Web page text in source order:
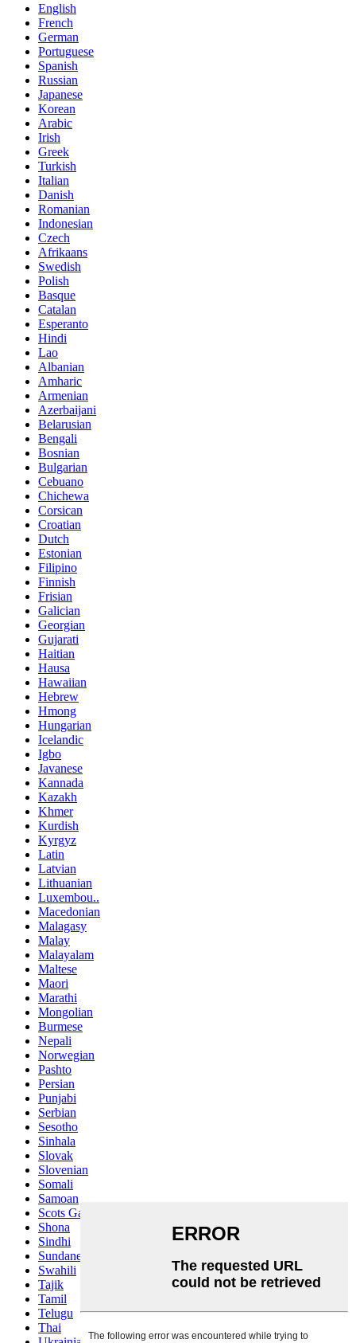
English
French
German
Portuguese
Spanish
Russian
Japanese
Korean
Arabic
Irish
Greek
Turkish
Italian
Danish
Romanian
Indonesian
Czech
Afrikaans
Swedish
Polish
Basque
Catalan
Esperanto
Hindi
Lao
Albanian
Amharic
Armenian
Azerbaijani
Belarusian
Bengali
Bosnian
Bulgarian
Cebuano
Chichewa
Corsican
Croatian
Dutch
Estonian
Filipino
Finnish
Frisian
Galician
Georgian
Gujarati
Haitian
Hausa
Hawaiian
Hebrew
Hmong
Hungarian
Icelandic
Igbo
Javanese
Kannada
Kazakh
Khmer
Kurdish
Kyrgyz
Latin
Latvian
Lithuanian
Luxembou..
Macedonian
Malagasy
Malay
Malayalam
Maltese
Maori
Marathi
Mongolian
Burmese
Nepali
Norwegian
Pashto
Persian
Punjabi
Serbian
Sesotho
Sinhala
Slovak
Slovenian
Somali
Samoan
Scots Gaelic
Shona
Sindhi
Sundanese
Swahili
Tajik
Tamil
Telugu
Thai